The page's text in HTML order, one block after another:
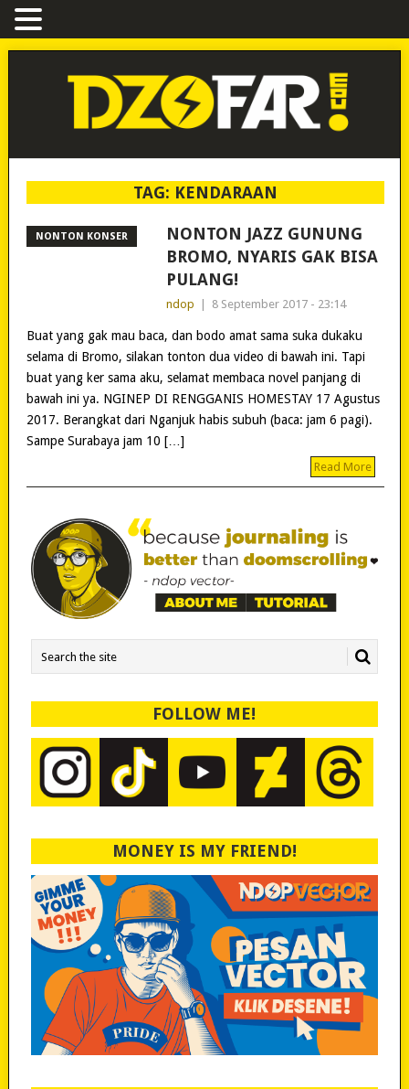
TAG: KENDARAAN
NONTON KONSER
NONTON JAZZ GUNUNG
BROMO, NYARIS GAK BISA
PULANG!
ndop 8 September 2017 - 23:14
Buat yang gak mau baca, dan bodo amat sama suka dukaku
selama di Bromo, silakan tonton dua video di bawah ini. Tapi
buat yang ker sama aku, selamat membaca novel panjang di
bawah ini ya. NGINEP DI RENGGANIS HOMESTAY 17 Agustus
2017. Berangkat dari Nganjuk habis subuh (baca: jam 6 pagi).
Sampe Surabaya jam 10 […]
Read More
FOLLOW ME!
MONEY IS MY FRIEND!